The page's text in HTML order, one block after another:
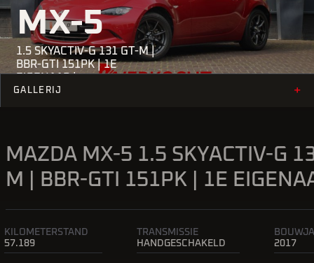
MX-5
1.5 SKYACTIV-G 131 GT-M |
BBR-GTI 151PK | 1E
EIGENAAR |
GALLERIJ +
MAZDA MX-5 1.5 SKYACTIV-G
M | BBR-GTI 151PK | 1E
KILOMETERSTAND
57.189
TRANSMISSIE
HANDGESCHAKELD
2017